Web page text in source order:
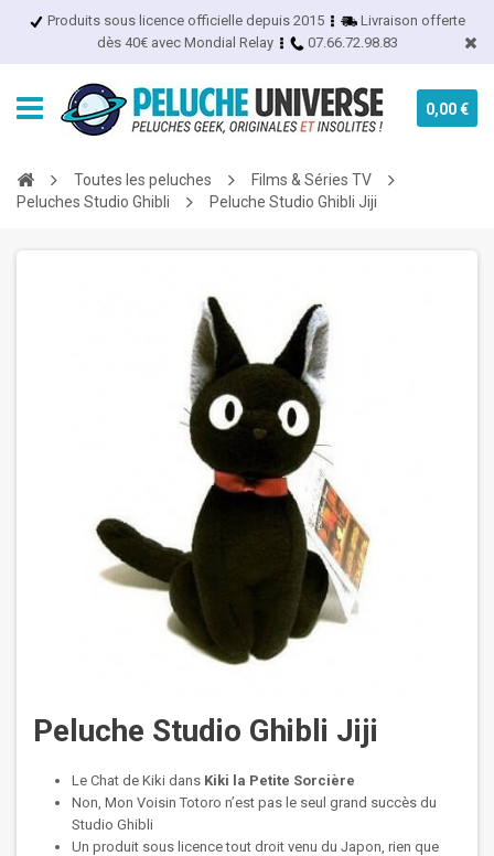
Produits sous licence officielle depuis 2015
Livraison offerte
dès 40€ avec Mondial Relay
07.66.72.98.83
0,00 €
Toutes les peluches
Films & Séries TV
Peluches Studio Ghibli
Peluche Studio Ghibli Jiji
Peluche Studio Ghibli Jiji
Le Chat de Kiki dans Kiki la Petite Sorcière
Non, Mon Voisin Totoro n’est pas le seul grand succès du
Studio Ghibli
Un produit sous licence tout droit venu du Japon, rien que